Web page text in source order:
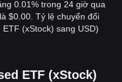
0.01% trong 24 giờ qua
$0.00. Tỷ lệ chuyển đổi
ETF (xStock) sang USD)
ETF (xStock)